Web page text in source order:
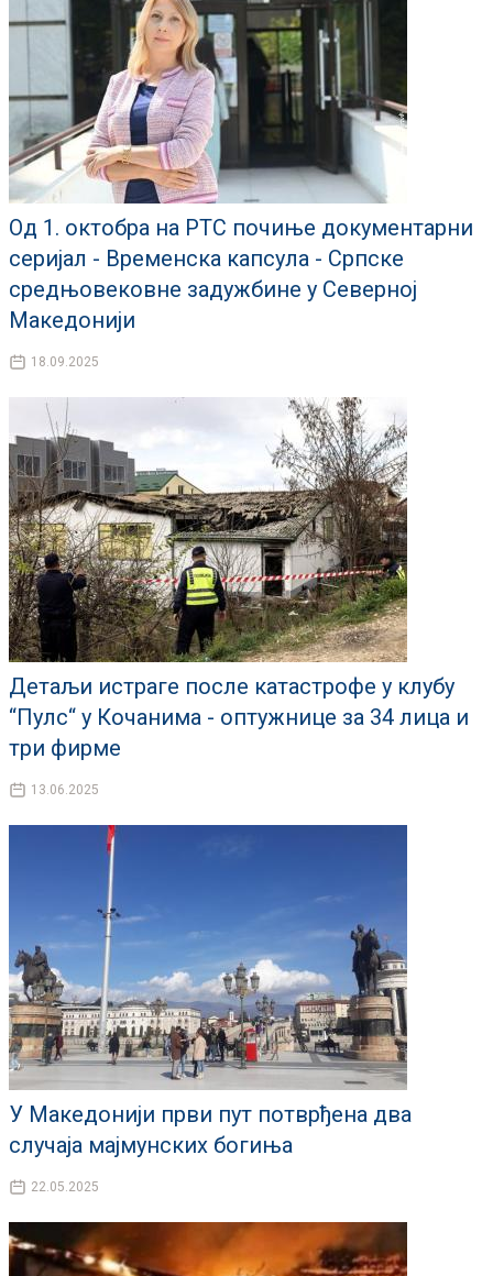
Од 1. октобра на РТС почиње документарни
серијал - Временска капсула - Српске
средњовековне задужбине у Северној
Македонији
18.09.2025
Детаљи истраге после катастрофе у клубу
“Пулс“ у Кочанима - оптужнице за 34 лица и
три фирме
13.06.2025
У Македонији први пут потврђена два
случаја мајмунских богиња
22.05.2025